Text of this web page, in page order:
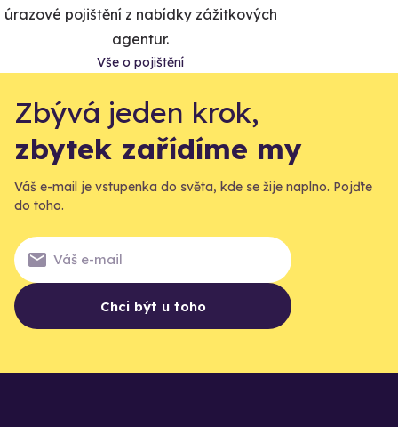
úrazové pojištění z nabídky zážitkových
agentur.
Vše o pojištění
Zbývá jeden krok,
zbytek zařídíme my
Váš e-mail je vstupenka do světa, kde se žije naplno. Pojďte
do toho.
Chci být u toho